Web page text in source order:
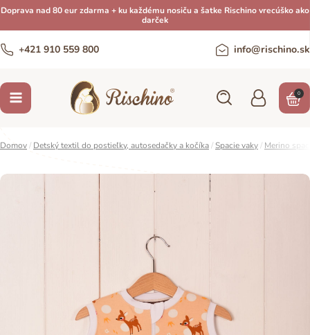
Doprava nad 80 eur zdarma + ku každému nosiču a šatke Rischino vrecúško ako
darček
+421 910 559 800 info@rischino.sk
0
Domov/ Detský textil do postieľky, autosedačky a kočíka/ Spacie vaky/ Merino